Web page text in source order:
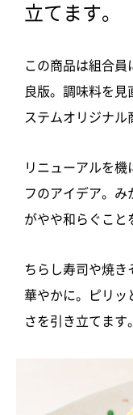
立てます。
この商品は組合員
良版。調味料を
ステムオリジナル
リニューアルを機
フのアイデア。み
がやや和らぐこと
ちらし寿司や焼き
華やかに。ピリッ
さを引き立てます。